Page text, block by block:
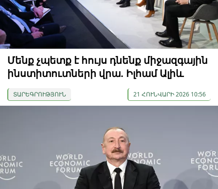
Մենք չպետք է հույս դնենք միջազգային
ինստիտուտների վրա. Իլհամ Ալիև
ՏԱՐԵԳՐՈՒԹՅՈՒՆ 21 ՀՈՒՆՎԱՐԻ 2026 10:56